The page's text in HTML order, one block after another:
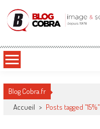
Blog Cobra
Blog Cobra.fr
Accueil > Posts tagged "15%"